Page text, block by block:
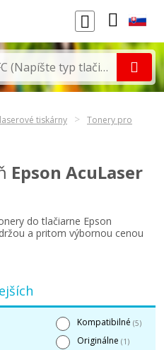
tiskárny
Tonery pro
Epson AcuLaser
do tlačiarne Epson
a pritom výbornou cenou
Kompatibilné (5)
Originálne (1)